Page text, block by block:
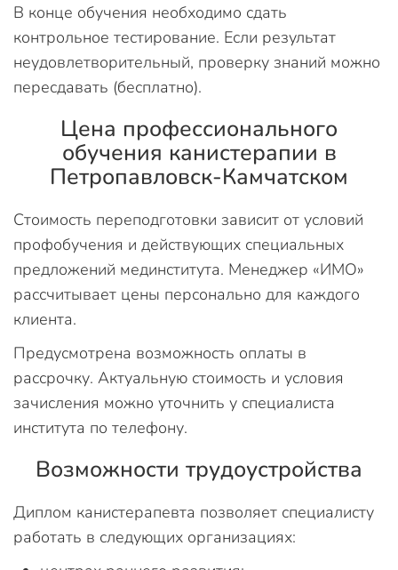
В конце обучения необходимо сдать
контрольное тестирование. Если результат
неудовлетворительный, проверку знаний можно
пересдавать (бесплатно).
Цена профессионального
обучения канистерапии в
Петропавловск-Камчатском
Стоимость переподготовки зависит от условий
профобучения и действующих специальных
предложений мединститута. Менеджер «ИМО»
рассчитывает цены персонально для каждого
клиента.
Предусмотрена возможность оплаты в
рассрочку. Актуальную стоимость и условия
зачисления можно уточнить у специалиста
института по телефону.
Возможности трудоустройства
Диплом канистерапевта позволяет специалисту
работать в следующих организациях: